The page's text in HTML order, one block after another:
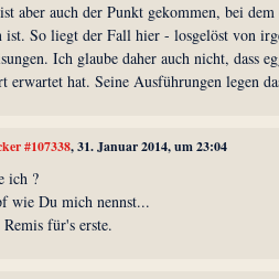
aber auch der Punkt gekommen, bei
ist. So liegt der Fall hier - losgelöst von
Ich glaube daher auch nicht, dass
erwartet hat. Seine Ausführungen legen
#107338, 31. Januar 2014, um 23:04
ich ?
wie Du mich nennst...
für's erste.